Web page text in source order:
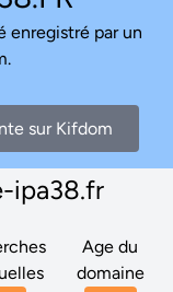
enregistré par un
sur Kifdom
ipa38.fr
Age du
domaine